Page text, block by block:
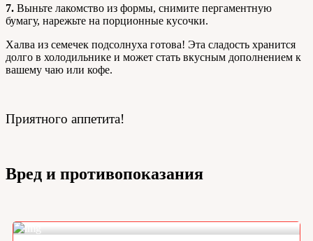
7. Выньте лакомство из формы, снимите пергаментную
бумагу, нарежьте на порционные кусочки.
Халва из семечек подсолнуха готова! Эта сладость хранится
долго в холодильнике и может стать вкусным дополнением к
вашему чаю или кофе.
Приятного аппетита!
Вред и противопоказания